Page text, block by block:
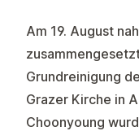
Am 19. August
Grundreinigung
Grazer Kirche in
Choonyoung